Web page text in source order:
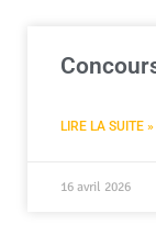
LIRE LA SUITE »
16 avril 2026